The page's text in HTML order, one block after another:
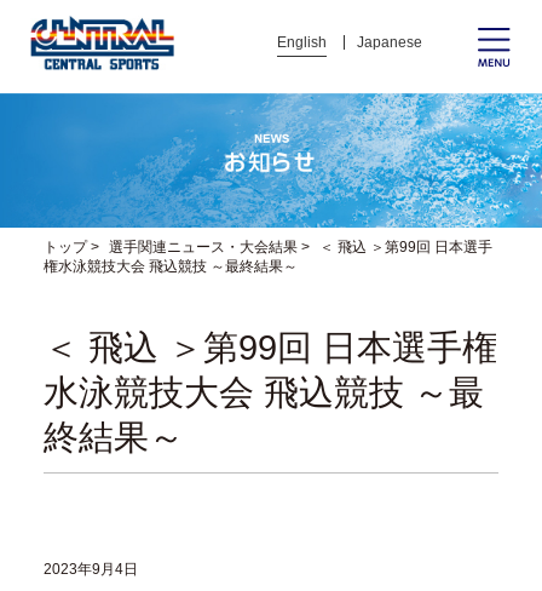
English Japanese
トップ> 選手関連ニュース・大会結果>
＜ 飛込 ＞第99回 日本選手
権水泳競技大会 飛込競技 ～最終結果～
＜ 飛込 ＞第99回 日本選手権
水泳競技大会 飛込競技 ～最
終結果～
2023年9月4日